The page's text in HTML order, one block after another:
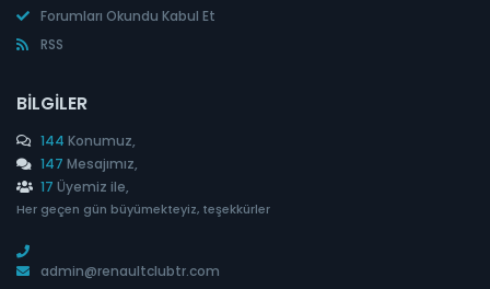
Forumları Okundu Kabul Et
RSS
BILGILER
144 Konumuz,
147 Mesajımız,
17 Üyemiz ile,
Her geçen gün büyümekteyiz, teşekkürler
admin@renaultclubtr.com